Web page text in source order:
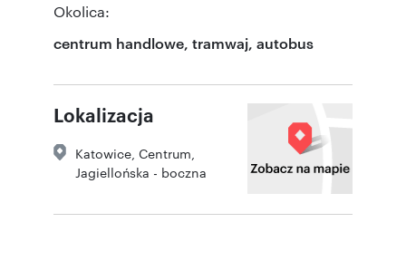
Okolica:
centrum handlowe, tramwaj, autobus
Lokalizacja
Katowice Centrum
Jagiellońska - boczna